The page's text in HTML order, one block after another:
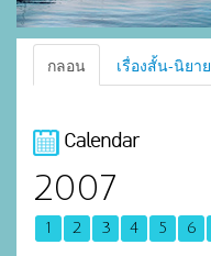
กลอน เรื่องสั้น-นิยาย
Calendar
2007
1 2 3 4 5 6